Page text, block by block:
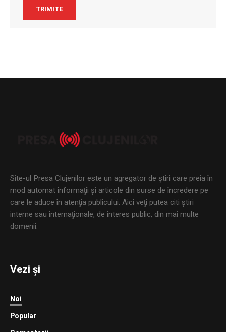
Site-ul Presa Clujenilor este un agregator de ştiri care preia în
mod automat informaţii şi articole din surse de încredere pe
care le aduce în atenţia publicului. Aici veţi putea citi ştiri
interne sau internaţionale, de interes public, din mai multe
domenii.
Vezi și
Noi
Popular